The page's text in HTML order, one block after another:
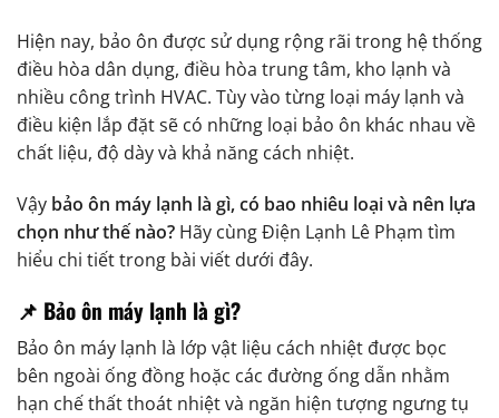
Hiện nay, bảo ôn được sử dụng rộng rãi trong hệ thống
điều hòa dân dụng, điều hòa trung tâm, kho lạnh và
nhiều công trình HVAC. Tùy vào từng loại máy lạnh và
điều kiện lắp đặt sẽ có những loại bảo ôn khác nhau về
chất liệu, độ dày và khả năng cách nhiệt.
Vậy bảo ôn máy lạnh là gì, có bao nhiêu loại và nên lựa
chọn như thế nào? Hãy cùng Điện Lạnh Lê Phạm tìm
hiểu chi tiết trong bài viết dưới đây.
📌 Bảo ôn máy lạnh là gì?
Bảo ôn máy lạnh là lớp vật liệu cách nhiệt được bọc
bên ngoài ống đồng hoặc các đường ống dẫn nhằm
hạn chế thất thoát nhiệt và ngăn hiện tượng ngưng tụ